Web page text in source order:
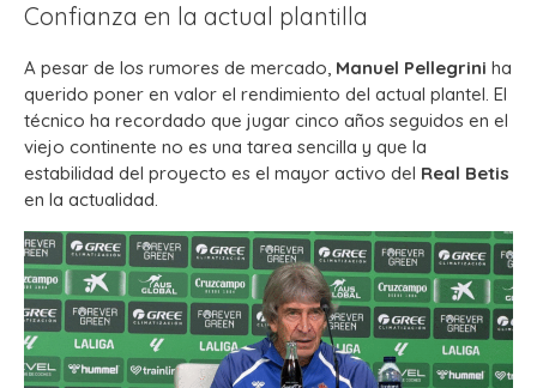
Confianza en la actual plantilla
A pesar de los rumores de mercado, Manuel Pellegrini ha
querido poner en valor el rendimiento del actual plantel. El
técnico ha recordado que jugar cinco años seguidos en el
viejo continente no es una tarea sencilla y que la
estabilidad del proyecto es el mayor activo del Real Betis
en la actualidad.